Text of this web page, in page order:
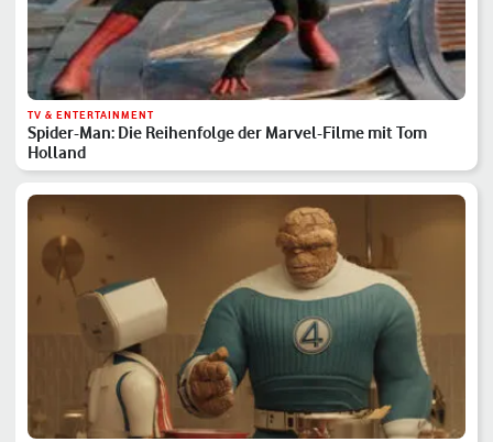
TV & ENTERTAINMENT
Spider-Man: Die Reihenfolge der Marvel-Filme mit Tom
Holland